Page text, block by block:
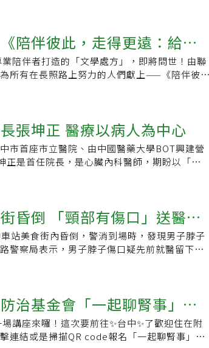
已邁入跨專科整合時代，尤其對於顱底且血管
技術可大幅降低手術風險，透過精準醫療與團
人預後。
黃金級綠建築與低碳規劃，創立永續、環保典
該院掌舵團隊？」台中市政府衛生局局長曾梓
國醫藥大學因有「將智慧醫院從銀級提升至黃
前，該院建築已導入智慧建築、黃金級綠建築
心理念，所提供的醫療服務以「救腦、救心、
團隊包含多位神經內外科、心內、心外、外傷
，可針對腦中風、心肌梗塞、嚴重創傷等急重
時效，此外，該院也引進生成式AI照護機器人
，提升照護效率與品質。在救命方面則以癌症
近有醫院真好，看醫師終於不用擠到市區…」
健醫院的服務範圍，不僅限於台中市北屯區，
山區等地區，人口數達70萬人，當地民眾就醫
也降低病情延誤風險，因此有了上述回應，當
所提供的醫療服務從小兒急診、婦產科到高齡
療服務，希望可以嘉惠更多民眾，而該院定位
前已試營運兩個月以上，計畫明年申請為地區
醫院的目標邁進，並與國際醫療照護趨勢並駕
民眾增加健康餘命，讓台中市民生活得更健
人復健綜合醫院的成立，曾梓展娓娓道來，他
區太原路的兩側，分別有一座老人醫院與復健
都不到百床，且建築十分老舊，由於當時合約
筆資金改建，因此醫療品質難以提升。後來經
更等複雜程序，最終打造出近五公頃的完整醫
大學團隊負責營運。從醫養合一到社區服務，
是指結合醫療、長照等服務，這種一條龍式的
尋找後續照護機構而奔波，所有醫療、照護需
來將積極推動社區健康活動，讓民眾在生病前
院公益責任，遍及偏鄉、弱勢族群曾梓展表
要公益責任，在長照大樓中，規劃了30床公費
收入戶使用。同時，醫院也將承接石岡、新
的醫療服務，以及精神疾病處理等，或進行
額度，主要針對貧困、弱勢家庭、病患提供醫
助，醫療上，收費方面也比照公立醫院標準，
負擔。曾梓展強調，未來，這座園區將持續深
性醫療、復健照護到長期照顧，建構出完整的
陪伴彼此，走得更遠：給照
推廣系列活動
陪伴者打造的「文學處方」，即將問世！由聯
所有在長照路上努力的人們獻上——《陪伴彼
情，讓你在故事裡找到共鳴。✍️一本《伴寫手
計，透過42天的讀寫計畫，引導你梳理思緒，
盼，這套書能為長期照顧下的苦悶、煩躁與錯
與書寫，陪伴你改寫家庭照顧的人生。新書推
更多照顧者認識這套工具盒，我們策劃了四場
您一起，讓文學陪伴長期且艱辛的照顧旅程，
場講題｜放下並不是遺忘：文字裡的告別與重
16:30主講｜作家 鍾文音地點｜焙思書房（桃
場講題｜從醫者到書寫者：用文字陪伴照顧者
22（六）15:00-16:30主講｜作家 夏夏地點｜
253巷47號）📚台南場講題｜收不到訊號的日
2025/11/29（六）15:00-16:30主講｜作家 凌
開元路148巷33弄9號）🍵活動回饋𖦹提供每位
讀者贈送《陪伴彼此，走得更遠：給照顧者的
張坤正 醫療以病人為中心
市首座市立醫院、由中國醫藥大學BOT興建營
正是首任院長，是心臟內科醫師，期盼以「救
療需求，提出「醫養合一」概念，將其改建為
長照園區BOT案，於2022年動工，今年9月24
市醫的台中市立老人復健綜合醫院，是台中首
，也期待解決居民急性醫療需求，緩解急診壅
「救腦」的團隊共有神經內外科共13位醫師，
大學附設醫院資源進行質子治療；達文西微創
科、一般外科、泌尿科、婦產科等腫瘤切除手
公頃，採階段性開展，首季將園區都打開，目
內開滿，主治醫師數預計達250人，急性病床
昏倒 「頸部有傷口」送醫急
站美食街內昏倒，警消到場時，發現男子脖子
警察局表示，男子脖子傷口疑先前就醫留下，
脖子有流血，後送台中醫院急救後仍宣告不
惜生命，若您或身邊的人有心理困擾，可撥打
線：1995｜張老師專線：1980
治基金會「一起聊腎事」衛
講座來囉！這次要前往✨台中✨了歡迎住在附
連結或是掃描QR code報名「一起聊腎事」！